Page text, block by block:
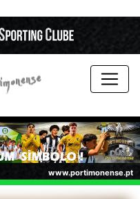
www.portimonense.pt